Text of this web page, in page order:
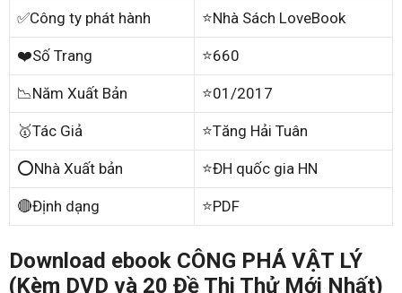
✅Công ty phát hành ⭐Nhà Sách LoveBook
❤️Số Trang ⭐660
📉Năm Xuất Bản ⭐01/2017
🥇Tác Giả ⭐Tăng Hải Tuân
⭕Nhà Xuất bản ⭐ĐH quốc gia HN
🔴Định dạng ⭐PDF
Download ebook CÔNG PHÁ VẬT LÝ
(Kèm DVD và 20 Đề Thi Thử Mới Nhất)